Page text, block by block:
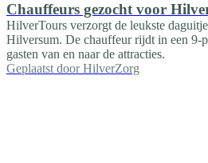
Chauffeurs gezocht voor
HilverTours verzorgt de leukste
Hilversum. De chauffeur rijdt in een 9-
gasten van en naar de attracties.
Geplaatst door HilverZorg